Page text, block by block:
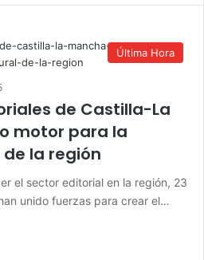
Última Hora
de Castilla-La
motor para la
la región
el sector editorial en la región, 23
unido fuerzas para crear el…